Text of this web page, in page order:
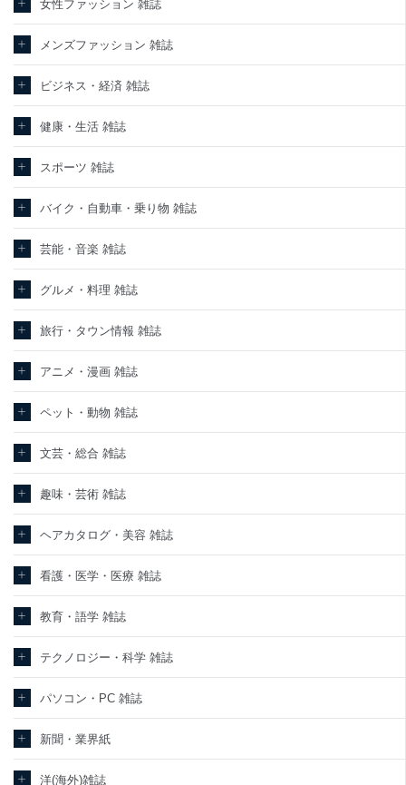
女性ファッション 雑誌
メンズファッション 雑誌
ビジネス・経済 雑誌
健康・生活 雑誌
スポーツ 雑誌
バイク・自動車・乗り物 雑誌
芸能・音楽 雑誌
グルメ・料理 雑誌
旅行・タウン情報 雑誌
アニメ・漫画 雑誌
ペット・動物 雑誌
文芸・総合 雑誌
趣味・芸術 雑誌
ヘアカタログ・美容 雑誌
看護・医学・医療 雑誌
教育・語学 雑誌
テクノロジー・科学 雑誌
パソコン・PC 雑誌
新聞・業界紙
洋(海外)雑誌